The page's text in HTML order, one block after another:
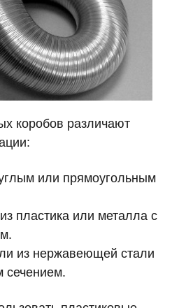
коробов различают
или прямоугольным
пластика или металла с
из нержавеющей стали
сечением.